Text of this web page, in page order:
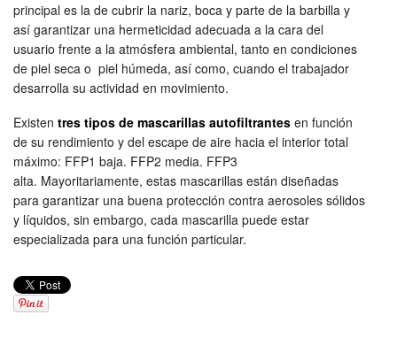
principal es la de cubrir la nariz, boca y parte de la barbilla y
así garantizar una hermeticidad adecuada a la cara del
usuario frente a la atmósfera ambiental, tanto en condiciones
de piel seca o piel húmeda, así como, cuando el trabajador
desarrolla su actividad en movimiento.
Existen tres tipos de mascarillas autofiltrantes en función
de su rendimiento y del escape de aire hacia el interior total
máximo: FFP1 baja. FFP2 media. FFP3
alta. Mayoritariamente, estas mascarillas están diseñadas
para garantizar una buena protección contra aerosoles sólidos
y líquidos, sin embargo, cada mascarilla puede estar
especializada para una función particular.